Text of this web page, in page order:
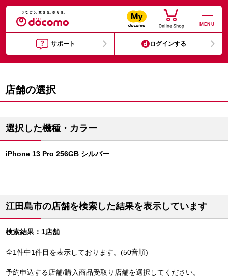
MENU
サポート ログインする
店舗の選択
選択した機種・カラー
iPhone 13 Pro 256GB シルバー
江田島市の店舗を検索した結果を表示しています
検索結果：1店舗
全1件中1件目を表示しております。(50音順)
予約申込する店舗/購入商品受取り店舗を選択してください。